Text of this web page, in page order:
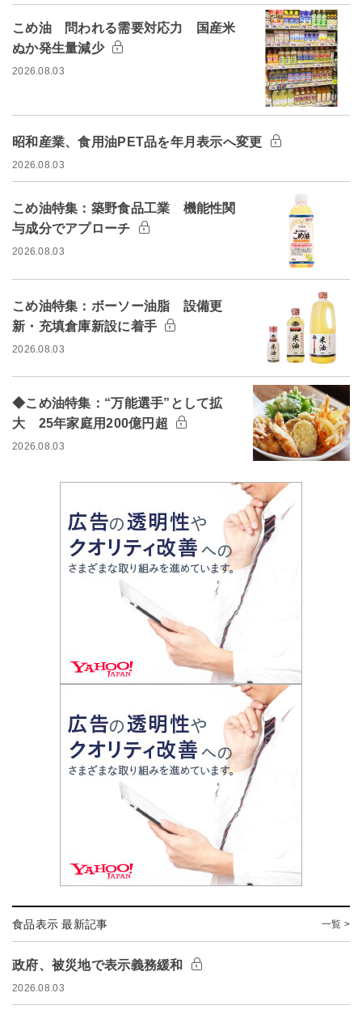
こめ油 問われる需要対応力 国産米
ぬか発生量減少
2026.08.03
昭和産業、食用油PET品を年月表示へ変更
2026.08.03
こめ油特集：築野食品工業 機能性関
与成分でアプローチ
2026.08.03
こめ油特集：ボーソー油脂 設備更
新・充填倉庫新設に着手
2026.08.03
◆こめ油特集：“万能選手”として拡
大 25年家庭用200億円超
2026.08.03
食品表示 最新記事 一覧 >
政府、被災地で表示義務緩和
2026.08.03